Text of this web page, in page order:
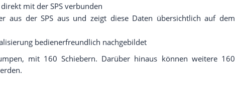
mit der SPS verbunden
aus der SPS aus und zeigt diese Daten übersichtlich auf dem
bedienerfreundlich nachgebildet
mit 160 Schiebern. Darüber hinaus können weitere 160